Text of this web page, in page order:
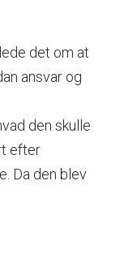
det om at
ansvar og
den skulle
efter
Da den blev